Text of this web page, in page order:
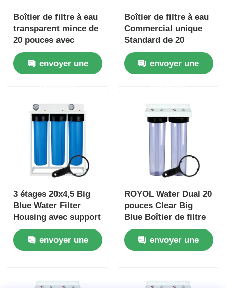
Boîtier de filtre à eau
transparent mince de
20 pouces avec
bouton de
soulagement du
presseur
envoyer une
Boîtier de filtre à eau
Commercial unique
Standard de 20
pouces, système de
pré-filtration,
libération de pression
envoyer une
3 étages 20x4,5 Big
Blue Water Filter
Housing avec support
de filtre et
manomètreenvoyer une
ROYOL Water Dual 20
pouces Clear Big
Blue Boîtier de filtre
à eau pour la
filtration
commerciale de toute
envoyer une